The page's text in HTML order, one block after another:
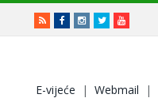
RSSFacebookInstagram
TwitterYoutube
E-vijeće | Webmail |